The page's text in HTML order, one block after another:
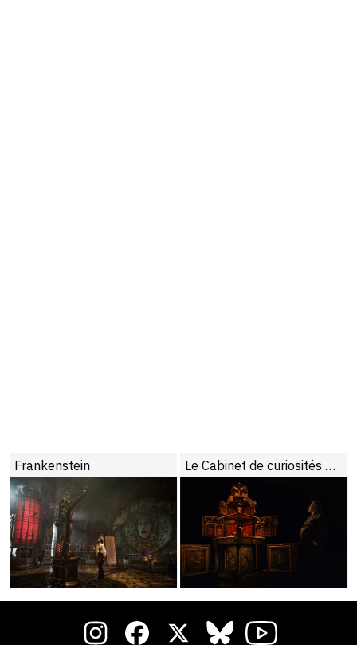
Frankenstein Le Cabinet de curiosités de Guillermo del Toro